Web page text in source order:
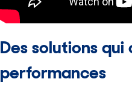
Des solutions
performances